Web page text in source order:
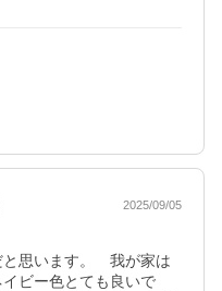
2025/09/05
思います。　我が家は
ビー色とても良いで